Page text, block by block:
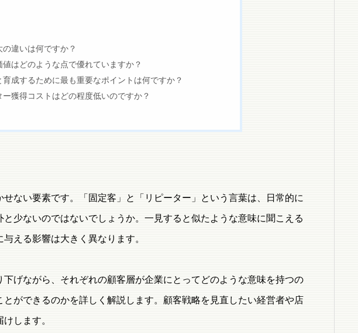
違いは何ですか？
はどのような点で優れていますか？
成するために最も重要なポイントは何ですか？
獲得コストはどの程度低いのですか？
ない要素です。「固定客」と「リピーター」という言葉は、日常的に
少ないのではないでしょうか。一見すると似たような意味に聞こえる
える影響は大きく異なります。
げながら、それぞれの顧客層が企業にとってどのような意味を持つの
ができるのかを詳しく解説します。顧客戦略を見直したい経営者や店
します。